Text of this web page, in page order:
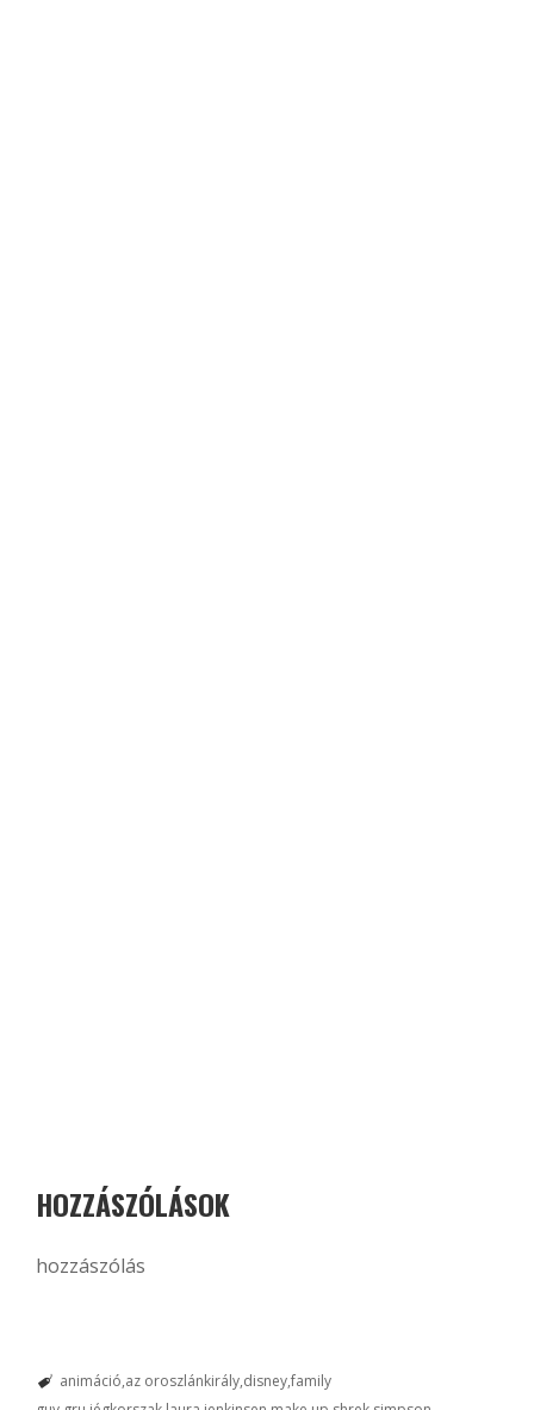
HOZZÁSZÓLÁSOK
hozzászólás
animáció az oroszlánkirály disneyfamily